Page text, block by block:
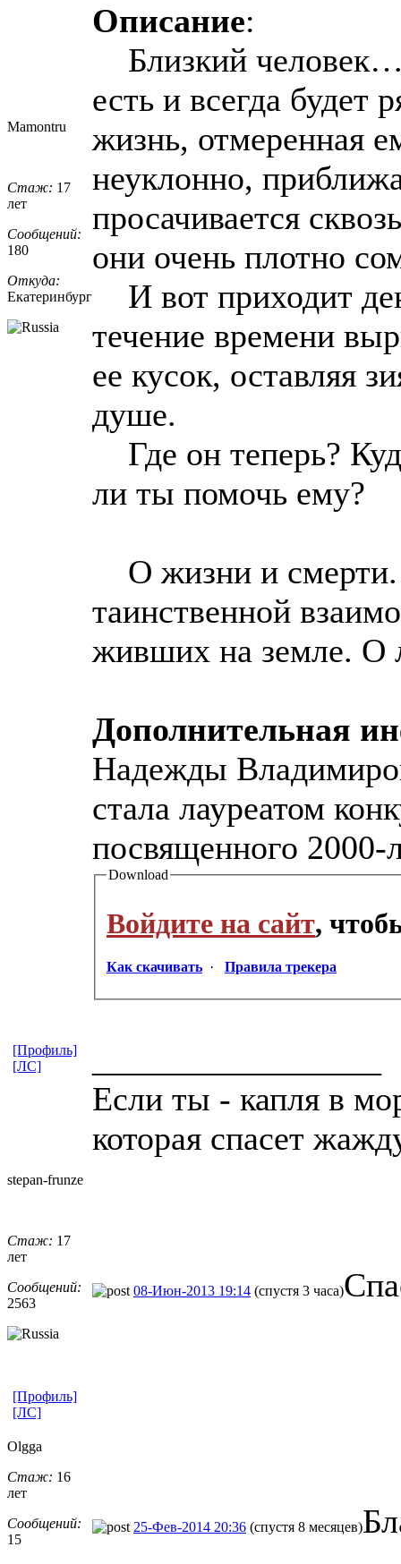
Mamontru
Стаж: 17
лет
Сообщений:
180
Откуда:
Екатеринбург
Описание:
Близкий человек…
есть и всегда будет
жизнь, отмеренная
неуклонно,
просачивается
они очень плотно
И вот приходит
течение времени
ее кусок, оставляя
душе.
Где он теперь?
ли ты помочь ему?
О жизни и
таинственной
живших на земле. О
Дополнительная
Надежды
стала лауреатом
посвященного 2000-
Download
Войдите на сайт,
Как скачивать · Правила трекера
Если ты - капля в
которая спасет
[Профиль]
[ЛС]
stepan-frunz​e
Стаж: 17
лет
Сообщений:
2563
08-Июн-2013 19:14 (спустя 3 часа)
[Профиль]
[ЛС]
Olgga
Стаж: 16
лет
Сообщений:
15
25-Фев-2014 20:36 (спустя 8 месяцев)